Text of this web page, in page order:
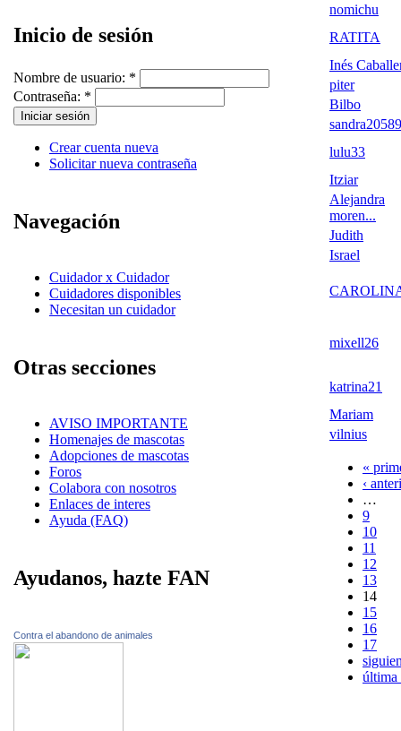
Inicio de sesión
Nombre de usuario: *
Contraseña: *
Crear cuenta nueva
Solicitar nueva contraseña
Navegación
Cuidador x Cuidador
Cuidadores disponibles
Necesitan un cuidador
Otras secciones
AVISO IMPORTANTE
Homenajes de mascotas
Adopciones de mascotas
Foros
Colabora con nosotros
Enlaces de interes
Ayuda (FAQ)
Ayudanos, hazte FAN
Contra el abandono de animales
nomichu
RATITA
Inés
piter
Bilbo
sandra20589
lulu33
Itziar
Alejandra
moren...
Judith
Israel
mixell26
katrina21
Mariam
vilnius
«
‹
…
9
10
11
12
13
14
15
16
17
última